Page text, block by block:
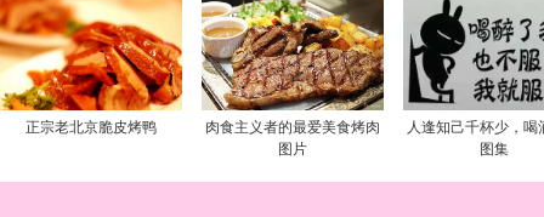
正宗老北京脆皮烤鸭
肉食主义者的最爱美食烤肉
图片
人逢知己千杯少，喝
图集